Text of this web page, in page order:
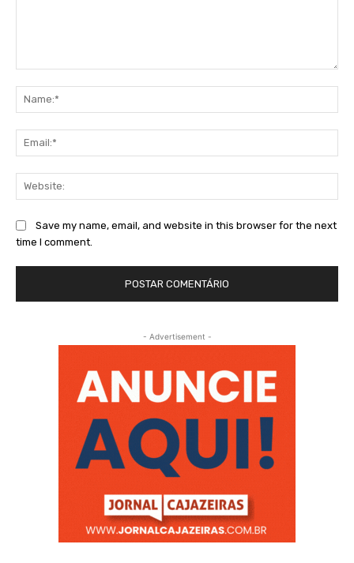
Save my name, email, and website in this browser for the next
time I comment.
- Advertisement -